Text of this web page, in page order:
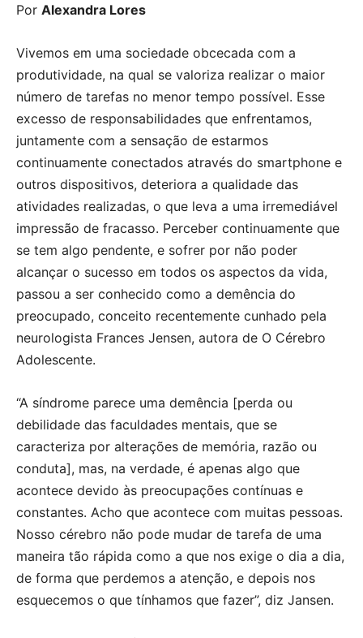
Por Alexandra Lores
Vivemos em uma sociedade obcecada com a
produtividade, na qual se valoriza realizar o maior
número de tarefas no menor tempo possível. Esse
excesso de responsabilidades que enfrentamos,
juntamente com a sensação de estarmos
continuamente conectados através do smartphone e
outros dispositivos, deteriora a qualidade das
atividades realizadas, o que leva a uma irremediável
impressão de fracasso. Perceber continuamente que
se tem algo pendente, e sofrer por não poder
alcançar o sucesso em todos os aspectos da vida,
passou a ser conhecido como a demência do
preocupado, conceito recentemente cunhado pela
neurologista Frances Jensen, autora de O Cérebro
Adolescente.
“A síndrome parece uma demência [perda ou
debilidade das faculdades mentais, que se
caracteriza por alterações de memória, razão ou
conduta], mas, na verdade, é apenas algo que
acontece devido às preocupações contínuas e
constantes. Acho que acontece com muitas pessoas.
Nosso cérebro não pode mudar de tarefa de uma
maneira tão rápida como a que nos exige o dia a dia,
de forma que perdemos a atenção, e depois nos
esquecemos o que tínhamos que fazer”, diz Jansen.